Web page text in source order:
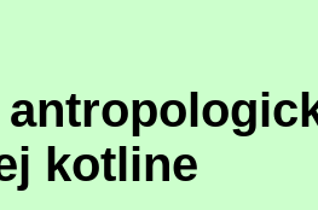
kotline